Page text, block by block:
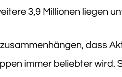
3,9 Millionen liegen
dass
immer beliebter wird.